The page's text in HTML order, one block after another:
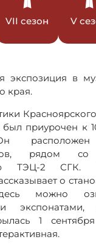
экспозиция в
края.
приурочен к
рядом
ТЭЦ-2 СГК.
о
можно
экспонатами,
1
VII сезон V